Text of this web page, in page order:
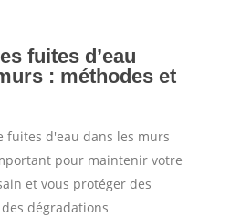
fuites d’eau
: méthodes et
fuites d'eau dans les murs
pour maintenir votre
et vous protéger des
dégradations